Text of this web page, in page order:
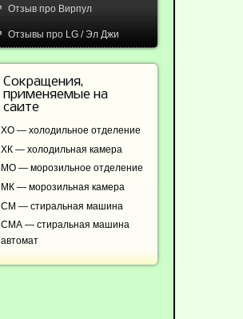
Отзыв про Вирпул
Отзывы про LG / Эл Джи
Сокращения,
применяемые на
сайте
ХО — холодильное отделение
ХК — холодильная камера
МО — морозильное отделение
МК — морозильная камера
СМ — стиральная машина
СМА — стиральная машина
автомат